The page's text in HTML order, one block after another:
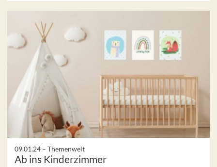
09.01.24 – Themenwelt
Ab ins Kinderzimmer